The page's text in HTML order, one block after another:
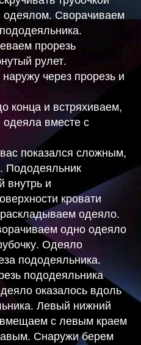
одеялом. Сворачиваем
прорезь
рулет.
через прорезь и
конца и встряхиваем,
вместе с
показался сложным,
Пододеяльник
внутрь и
кровати
одеяло.
одно одеяло
Одеяло
пододеяльника.
пододеяльника
оказалось вдоль
Левый нижний
с левым краем
Снаружи берем